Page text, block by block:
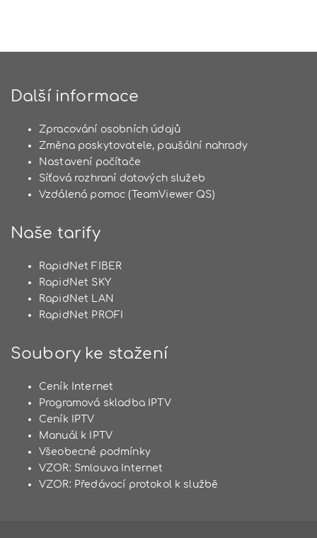
Další informace
Zpracování osobních údajů
Změna poskytovatele, paušální nahrady
Nastavení počítače
Síťová rozhraní datových služeb
Vzdálená pomoc (TeamViewer QS)
Naše tarify
RapidNet FIBER
RapidNet SKY
RapidNet LAN
RapidNet PROFI
Soubory ke stažení
Ceník Internet
Programová skladba IPTV
Ceník IPTV
Manuál k IPTV
Všeobecné podmínky
VZOR: Smlouva Internet
VZOR: Předávací protokol k službě